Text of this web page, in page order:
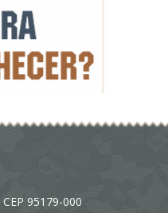
95179-000